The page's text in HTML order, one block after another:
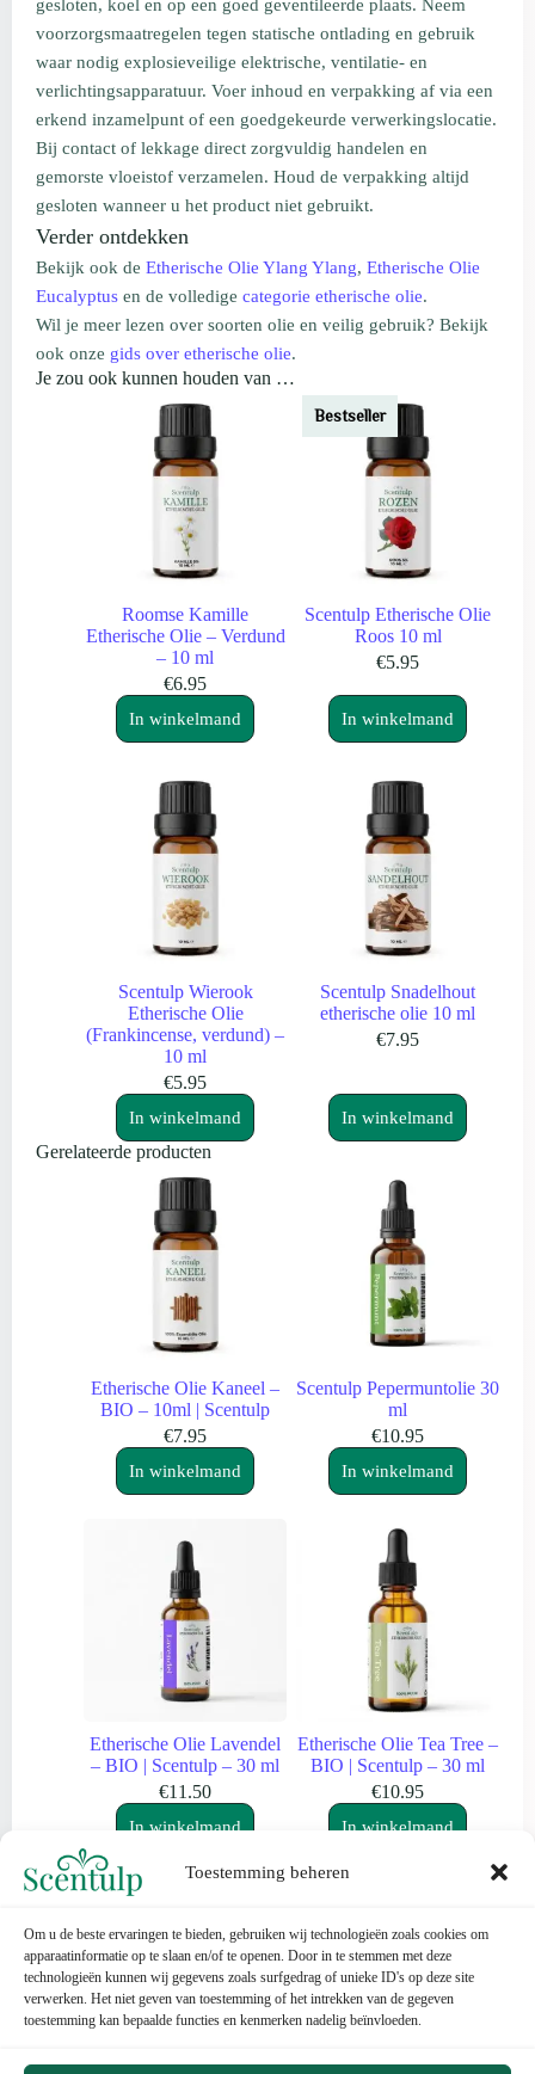
Toestemming beheren
Om u de beste ervaringen te bieden, gebruiken wij technologieën zoals cookies om
apparaatinformatie op te slaan en/of te openen. Door in te stemmen met deze
technologieën kunnen wij gegevens zoals surfgedrag of unieke ID's op deze site
verwerken. Het niet geven van toestemming of het intrekken van de gegeven
toestemming kan bepaalde functies en kenmerken nadelig beïnvloeden.
gesloten, koel en op een goed geventileerde plaats. Neem
voorzorgsmaatregelen tegen statische ontlading en gebruik
waar nodig explosieveilige elektrische, ventilatie- en
verlichtingsapparatuur. Voer inhoud en verpakking af via een
erkend inzamelpunt of een goedgekeurde verwerkingslocatie.
Bij contact of lekkage direct zorgvuldig handelen en
gemorste vloeistof verzamelen. Houd de verpakking altijd
gesloten wanneer u het product niet gebruikt.
Verder ontdekken
Bekijk ook de Etherische Olie Ylang Ylang, Etherische Olie
Eucalyptus en de volledige categorie etherische olie.
Wil je meer lezen over soorten olie en veilig gebruik? Bekijk
ook onze gids over etherische olie.
Je zou ook kunnen houden van …
Roomse Kamille
Etherische Olie – Verdund
– 10 ml
€6.95
In winkelmand
Bestseller
Scentulp Etherische Olie
Roos 10 ml
€5.95
In winkelmand
Scentulp Wierook
Etherische Olie
(Frankincense, verdund) –
10 ml
€5.95
In winkelmand
Scentulp Snadelhout
etherische olie 10 ml
€7.95
In winkelmand
Gerelateerde producten
Etherische Olie Kaneel –
BIO – 10ml | Scentulp
€7.95
In winkelmand
Scentulp Pepermuntolie 30
ml
€10.95
In winkelmand
Etherische Olie Lavendel
– BIO | Scentulp – 30 ml
€11.50
In winkelmand
Etherische Olie Tea Tree –
BIO | Scentulp – 30 ml
€10.95
In winkelmand
Contact